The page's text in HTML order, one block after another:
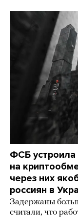
ФСБ устроила
на
через них
россиян в
Задержаны
считали, что